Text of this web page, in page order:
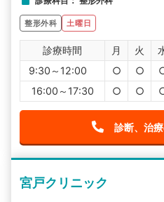
整形外科 土曜日
診療時間 月 火
9:30～12:00
○ ○
16:00～17:30
○ ○
診断、治
宮戸クリニック